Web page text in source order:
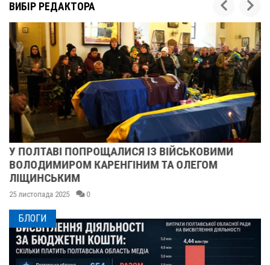
ВИБІР РЕДАКТОРА
У ПОЛТАВІ ПОПРОЩАЛИСЯ ІЗ ВІЙСЬКОВИМИ
ВОЛОДИМИРОМ КАРЕНГІНИМ ТА ОЛЕГОМ
ЛІЩИНСЬКИМ
25 листопада 2025 0
БЛОГИ